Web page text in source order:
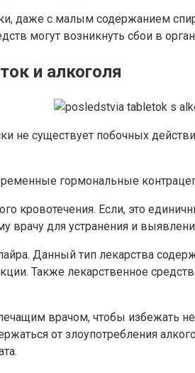
даже с малым содержанием
могут возникнуть сбои в
и алкоголя
не существует побочных
гормональные
кровотечения. Если, это
врачу для устранения и
Данный тип лекарства
Также лекарственное
врачом, чтобы избежать
от злоупотребления